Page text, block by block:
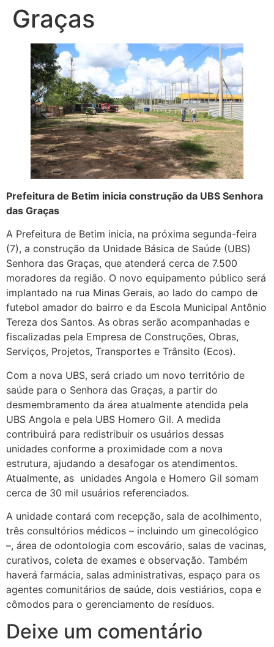
Graças
Prefeitura de Betim inicia construção da UBS Senhora
das Graças
A Prefeitura de Betim inicia, na próxima segunda-feira
(7), a construção da Unidade Básica de Saúde (UBS)
Senhora das Graças, que atenderá cerca de 7.500
moradores da região. O novo equipamento público será
implantado na rua Minas Gerais, ao lado do campo de
futebol amador do bairro e da Escola Municipal Antônio
Tereza dos Santos. As obras serão acompanhadas e
fiscalizadas pela Empresa de Construções, Obras,
Serviços, Projetos, Transportes e Trânsito (Ecos).
Com a nova UBS, será criado um novo território de
saúde para o Senhora das Graças, a partir do
desmembramento da área atualmente atendida pela
UBS Angola e pela UBS Homero Gil. A medida
contribuirá para redistribuir os usuários dessas
unidades conforme a proximidade com a nova
estrutura, ajudando a desafogar os atendimentos.
Atualmente, as unidades Angola e Homero Gil somam
cerca de 30 mil usuários referenciados.
A unidade contará com recepção, sala de acolhimento,
três consultórios médicos – incluindo um ginecológico
–, área de odontologia com escovário, salas de vacinas,
curativos, coleta de exames e observação. Também
haverá farmácia, salas administrativas, espaço para os
agentes comunitários de saúde, dois vestiários, copa e
cômodos para o gerenciamento de resíduos.
Deixe um comentário